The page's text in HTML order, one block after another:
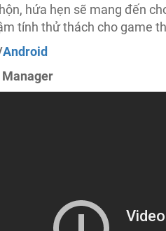
hứa hẹn sẽ mang đến
tính thử thách cho game
Android
Manager